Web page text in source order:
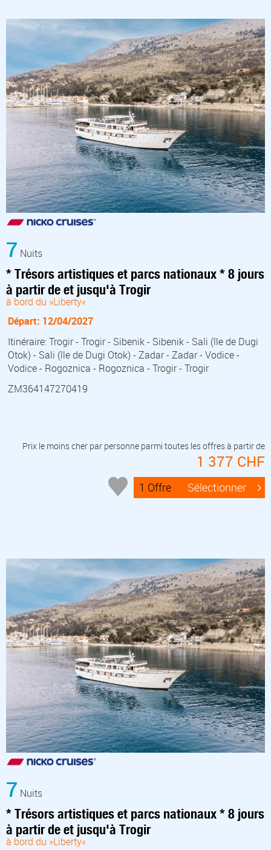
7 Nuits
* Trésors artistiques et parcs nationaux * 8 jours
à partir de et jusqu'à Trogir
à bord du »Liberty«
Départ: 12/04/2027
Itinéraire: Trogir - Trogir - Sibenik - Sibenik - Sali (île de Dugi
Otok) - Sali (île de Dugi Otok) - Zadar - Zadar - Vodice -
Vodice - Rogoznica - Rogoznica - Trogir - Trogir
ZM364147270419
Prix le moins cher par personne parmi toutes les offres à partir de
1 377 CHF
1 Offre Sélectionner
7 Nuits
* Trésors artistiques et parcs nationaux * 8 jours
à partir de et jusqu'à Trogir
à bord du »Liberty«